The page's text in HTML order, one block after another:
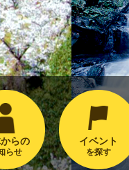
らの
らせ
イベント
を探す